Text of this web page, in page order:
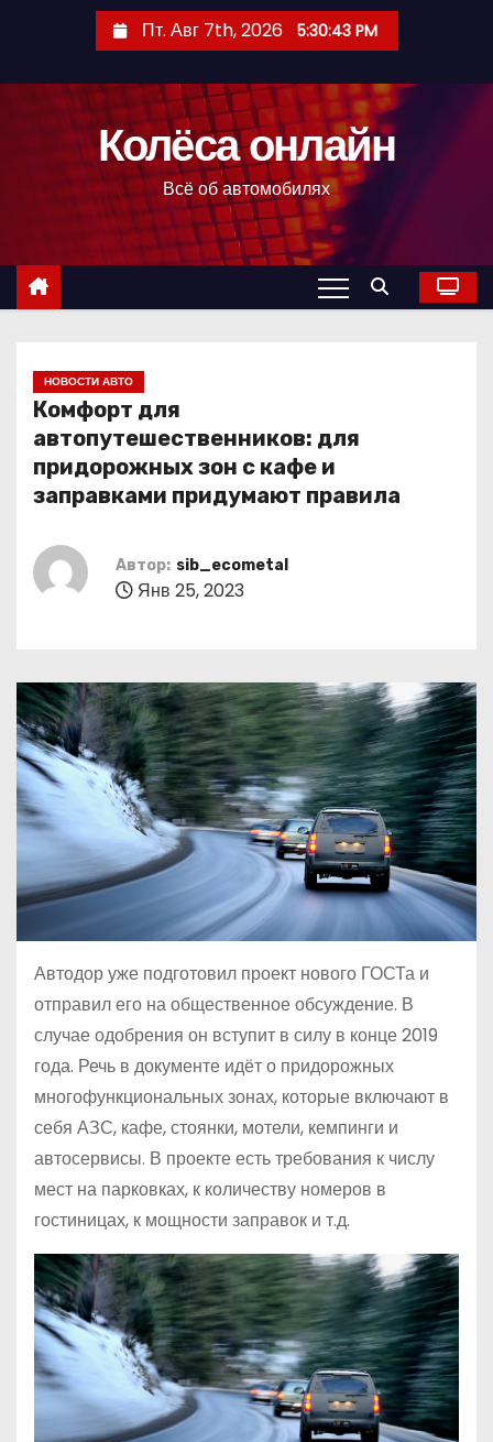
с
Пт. Авг 7th, 2026 5:30:44 PM
Колёса онлайн
Всё об автомобилях
НОВОСТИ АВТО
Комфорт для
автопутешественников: для
придорожных зон с кафе и
заправками придумают правила
Автор: sib_ecometal
Янв 25, 2023
Автодор уже подготовил проект нового ГОСТа и
отправил его на общественное обсуждение. В
случае одобрения он вступит в силу в конце 2019
года. Речь в документе идёт о придорожных
многофункциональных зонах, которые включают в
себя АЗС, кафе, стоянки, мотели, кемпинги и
автосервисы. В проекте есть требования к числу
мест на парковках, к количеству номеров в
гостиницах, к мощности заправок и т.д.